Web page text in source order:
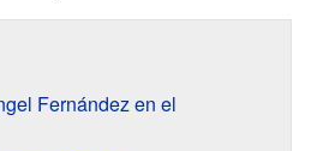
Fernández en el